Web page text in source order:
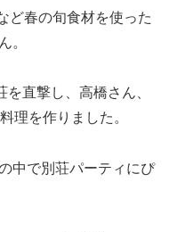
ど春の旬食材を使った
。
直撃し、高橋さん、
理を作りました。
中で別荘パーティにぴ